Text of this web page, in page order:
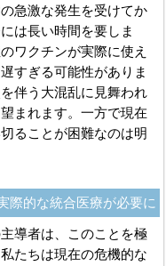
急激な発生を受けてか
は長い時間を要しま
ワクチンが実際に使え
すぎる可能性がありま
伴う大混乱に見舞われ
まれます。一方で現在
ることが困難なのは明
際的な統合医療が必要に
導者は、このことを極
たちは現在の危機的な